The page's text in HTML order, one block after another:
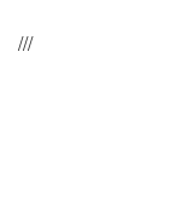
///